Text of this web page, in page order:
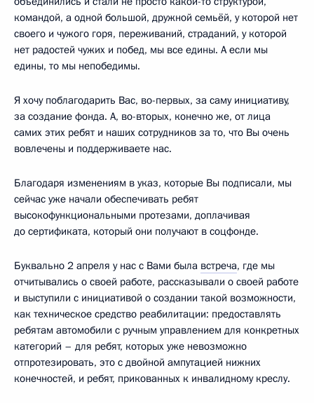
командой, а одной большой, дружной семьёй, у которой нет
своего и чужого горя, переживаний, страданий, у которой
нет радостей чужих и побед, мы все едины. А если мы
едины, то мы непобедимы.
Я хочу поблагодарить Вас, во-первых, за саму инициативу,
за создание фонда. А, во-вторых, конечно же, от лица
самих этих ребят и наших сотрудников за то, что Вы очень
вовлечены и поддерживаете нас.
Благодаря изменениям в указ, которые Вы подписали, мы
сейчас уже начали обеспечивать ребят
высокофункциональными протезами, доплачивая
до сертификата, который они получают в соцфонде.
Буквально 2 апреля у нас с Вами была встреча, где мы
отчитывались о своей работе, рассказывали о своей работе
и выступили с инициативой о создании такой возможности,
как техническое средство реабилитации: предоставлять
ребятам автомобили с ручным управлением для конкретных
категорий – для ребят, которых уже невозможно
отпротезировать, это с двойной ампутацией нижних
конечностей, и ребят, прикованных к инвалидному креслу.